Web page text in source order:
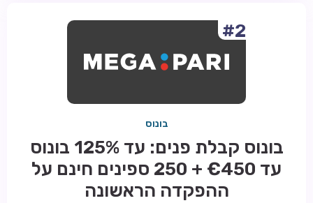
טיפים
#2
בונוס
בונוס קבלת פנים: עד 125% בונוס
עד €450 + 250 ספינים חינם על
ההפקדה הראשונה